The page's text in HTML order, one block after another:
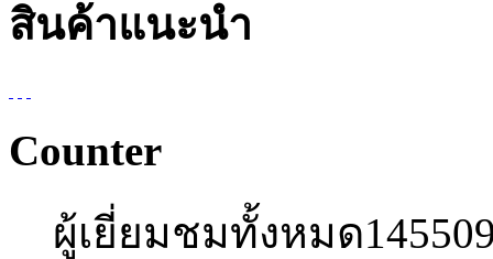
สินค้าแนะนำ
Counter
ผู้เยี่ยมชมทั้งหมด